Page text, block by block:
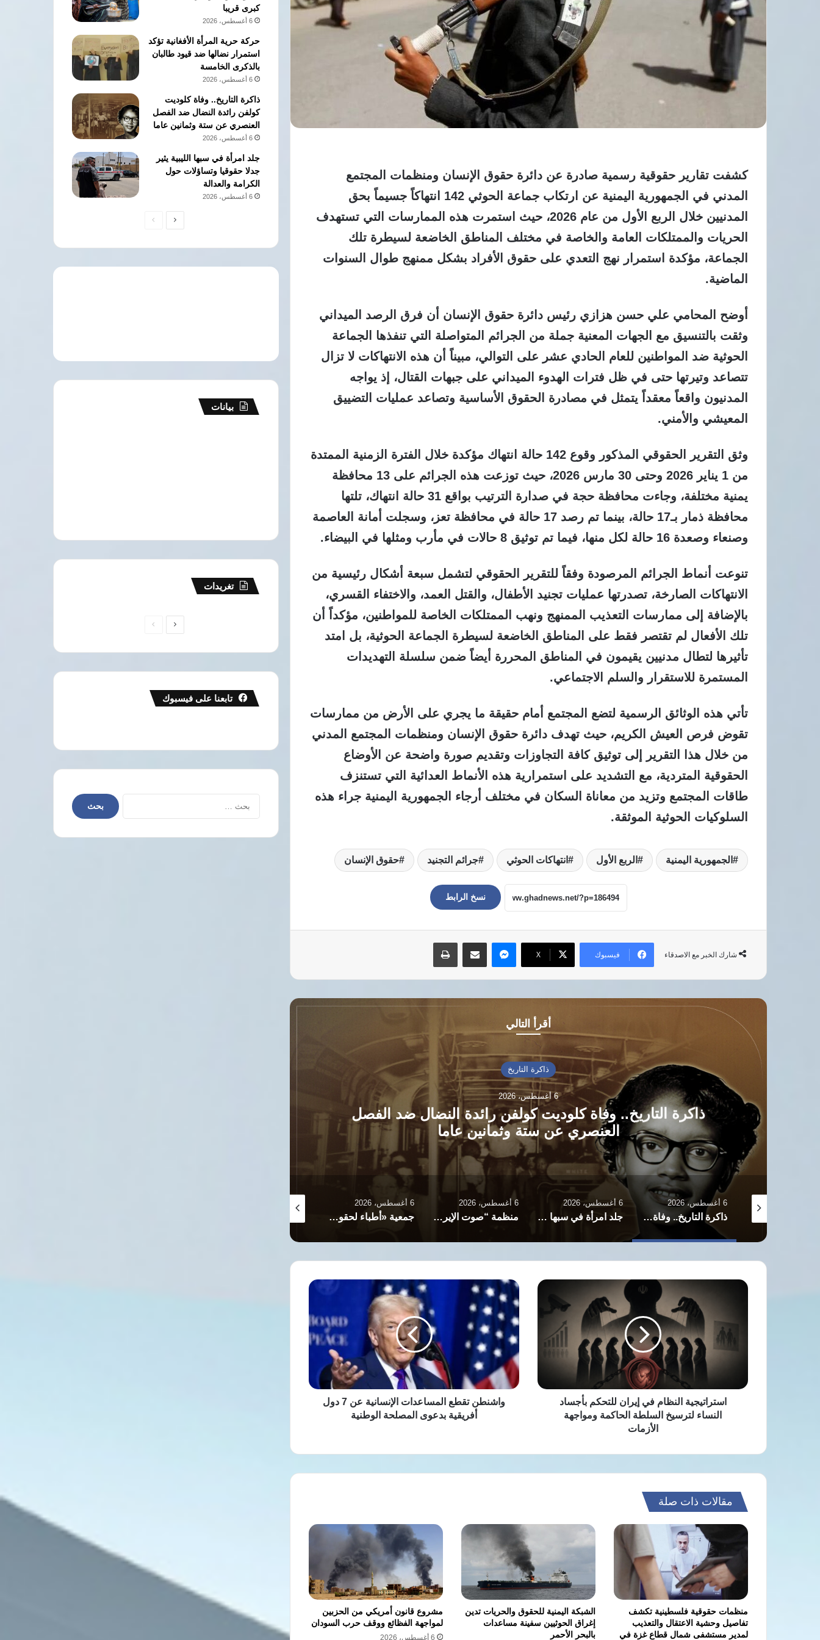
كشفت تقارير حقوقية رسمية صادرة عن دائرة حقوق الإنسان ومنظمات المجتمع
المدني في الجمهورية اليمنية عن ارتكاب جماعة الحوثي 142 انتهاكاً جسيماً بحق
المدنيين خلال الربع الأول من عام 2026، حيث استمرت هذه الممارسات التي تستهدف
الحريات والممتلكات العامة والخاصة في مختلف المناطق الخاضعة لسيطرة تلك
الجماعة، مؤكدة استمرار نهج التعدي على حقوق الأفراد بشكل ممنهج طوال السنوات
الماضية.
أوضح المحامي علي حسن هزازي رئيس دائرة حقوق الإنسان أن فرق الرصد الميداني
وثقت بالتنسيق مع الجهات المعنية جملة من الجرائم المتواصلة التي تنفذها الجماعة
الحوثية ضد المواطنين للعام الحادي عشر على التوالي، مبيناً أن هذه الانتهاكات لا تزال
تتصاعد وتيرتها حتى في ظل فترات الهدوء الميداني على جبهات القتال، إذ يواجه
المدنيون واقعاً معقداً يتمثل في مصادرة الحقوق الأساسية وتصاعد عمليات التضييق
المعيشي والأمني.
وثق التقرير الحقوقي المذكور وقوع 142 حالة انتهاك مؤكدة خلال الفترة الزمنية الممتدة
من 1 يناير 2026 وحتى 30 مارس 2026، حيث توزعت هذه الجرائم على 13 محافظة
يمنية مختلفة، وجاءت محافظة حجة في صدارة الترتيب بواقع 31 حالة انتهاك، تلتها
محافظة ذمار بـ17 حالة، بينما تم رصد 17 حالة في محافظة تعز، وسجلت أمانة العاصمة
وصنعاء وصعدة 16 حالة لكل منها، فيما تم توثيق 8 حالات في مأرب ومثلها في البيضاء.
تنوعت أنماط الجرائم المرصودة وفقاً للتقرير الحقوقي لتشمل سبعة أشكال رئيسية من
الانتهاكات الصارخة، تصدرتها عمليات تجنيد الأطفال، والقتل العمد، والاختفاء القسري،
بالإضافة إلى ممارسات التعذيب الممنهج ونهب الممتلكات الخاصة للمواطنين، مؤكداً أن
تلك الأفعال لم تقتصر فقط على المناطق الخاضعة لسيطرة الجماعة الحوثية، بل امتد
تأثيرها لتطال مدنيين يقيمون في المناطق المحررة أيضاً ضمن سلسلة التهديدات
المستمرة للاستقرار والسلم الاجتماعي.
تأتي هذه الوثائق الرسمية لتضع المجتمع أمام حقيقة ما يجري على الأرض من ممارسات
تقوض فرص العيش الكريم، حيث تهدف دائرة حقوق الإنسان ومنظمات المجتمع المدني
من خلال هذا التقرير إلى توثيق كافة التجاوزات وتقديم صورة واضحة عن الأوضاع
الحقوقية المتردية، مع التشديد على استمرارية هذه الأنماط العدائية التي تستنزف
طاقات المجتمع وتزيد من معاناة السكان في مختلف أرجاء الجمهورية اليمنية جراء هذه
السلوكيات الحوثية الموثقة.
الجمهورية اليمنية الربع الأول انتهاكات الحوثي جرائم التجنيد حقوق الإنسان
نسخ الرابط
شارك الخبر مع الاصدقاء فيسبوك ‫X
ماسنجر مشاركة عبر البريد طباعة
أقرأ التالي
ذاكرة التاريخ
6 أغسطس، 2026
التاريخ.. وفاة كلوديت كولفن رائدة النضال ضد الفصل
العنصري عن ستة وثمانين عاما
جلد امرأة في سبها الليبية يثير جدلا حقوقيا وتساؤلات حول
6 أغسطس، 2026
ذاكرة التاريخ.. وفاة كلوديت كولفن رائدة النضال ضد الفصل العنصري عن ستة وثمانين عاما جلد امرأة في سبها الليبية يثير جدلا حقوقيا وتساؤلات حول الكرامة والعدالة منظمة “صوت الإيرانيين المعتقلين” توثق انتهاكات وقيودا مشددة ضد السجينات بسجن قرتشك جمعية «أطباء لحقوق الإنسان» الإسرائيلية تطالب بفحص وتسمية الإفراج عن أبو صفية وأطباء غزة
استراتيجية
بأجساد
السلطة
الحاكمة
ومواجهة
استراتيجية النظام في إيران للتحكم بأجساد
النساء لترسيخ السلطة الحاكمة ومواجهة
الأزمات
واشنطن
تقطع
المساعدات
الإنسانية
عن
7
دول
أفريقية
بدعوى
المصلحة
واشنطن تقطع المساعدات الإنسانية عن 7 دول
أفريقية بدعوى المصلحة الوطنية
مقالات ذات صلة
منظمات حقوقية فلسطينية تكشف
تفاصيل وحشية الاعتقال والتعذيب
لمدير مستشفى شمال قطاع غزة في
الشبكة اليمنية للحقوق والحريات تدين
إغراق الحوثيين سفينة مساعدات
بالبحر الأحمر
مشروع قانون أمريكي من الحزبين
لمواجهة الفظائع ووقف حرب السودان
6 أغسطس، 2026
كبرى قريبا
6 أغسطس، 2026
حركة حرية المرأة الأفغانية تؤكد
استمرار نضالها ضد قيود طالبان
بالذكرى الخامسة
6 أغسطس، 2026
ذاكرة التاريخ.. وفاة كلوديت
كولفن رائدة النضال ضد الفصل
العنصري عن ستة وثمانين عاما
6 أغسطس، 2026
جلد امرأة في سبها الليبية يثير
جدلا حقوقيا وتساؤلات حول
الكرامة والعدالة
6 أغسطس، 2026
الصفحةالصفحة
بيانات
تغريدات
الصفحةالصفحة
تابعنا على فيسبوك
البحث
عن: